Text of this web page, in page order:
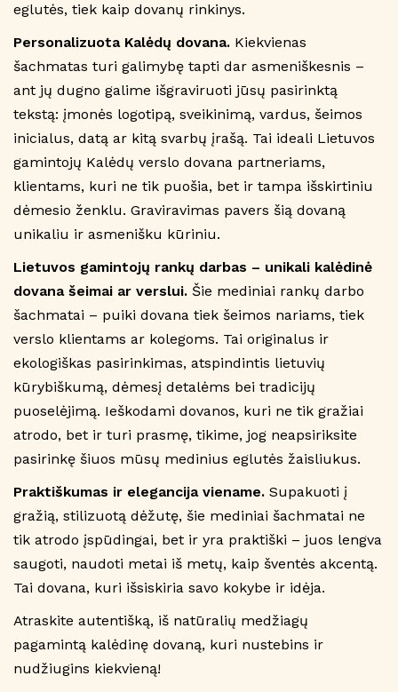
eglutės, tiek kaip dovanų rinkinys.
Personalizuota Kalėdų dovana. Kiekvienas
šachmatas turi galimybę tapti dar asmeniškesnis –
ant jų dugno galime išgraviruoti jūsų pasirinktą
tekstą: įmonės logotipą, sveikinimą, vardus, šeimos
inicialus, datą ar kitą svarbų įrašą. Tai ideali Lietuvos
gamintojų Kalėdų verslo dovana partneriams,
klientams, kuri ne tik puošia, bet ir tampa išskirtiniu
dėmesio ženklu. Graviravimas pavers šią dovaną
unikaliu ir asmenišku kūriniu.
Lietuvos gamintojų rankų darbas – unikali kalėdinė
dovana šeimai ar verslui. Šie mediniai rankų darbo
šachmatai – puiki dovana tiek šeimos nariams, tiek
verslo klientams ar kolegoms. Tai originalus ir
ekologiškas pasirinkimas, atspindintis lietuvių
kūrybiškumą, dėmesį detalėms bei tradicijų
puoselėjimą. Ieškodami dovanos, kuri ne tik gražiai
atrodo, bet ir turi prasmę, tikime, jog neapsiriksite
pasirinkę šiuos mūsų medinius eglutės žaisliukus.
Praktiškumas ir elegancija viename. Supakuoti į
gražią, stilizuotą dėžutę, šie mediniai šachmatai ne
tik atrodo įspūdingai, bet ir yra praktiški – juos lengva
saugoti, naudoti metai iš metų, kaip šventės akcentą.
Tai dovana, kuri išsiskiria savo kokybe ir idėja.
Atraskite autentišką, iš natūralių medžiagų
pagamintą kalėdinę dovaną, kuri nustebins ir
nudžiugins kiekvieną!